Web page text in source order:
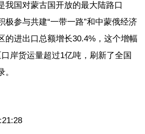
我国对蒙古国开放的最大陆路口
极参与共建“一带一路”和中蒙俄经济
的进出口总额增长30.4%，这个增幅
岸货运量超过1亿吨，刷新了全国